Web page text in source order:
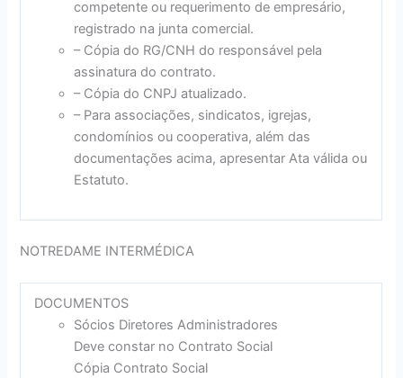
competente ou requerimento de empresário,
registrado na junta comercial.
– Cópia do RG/CNH do responsável pela
assinatura do contrato.
– Cópia do CNPJ atualizado.
– Para associações, sindicatos, igrejas,
condomínios ou cooperativa, além das
documentações acima, apresentar Ata válida ou
Estatuto.
NOTREDAME INTERMÉDICA
DOCUMENTOS
Sócios Diretores Administradores
Deve constar no Contrato Social
Cópia Contrato Social